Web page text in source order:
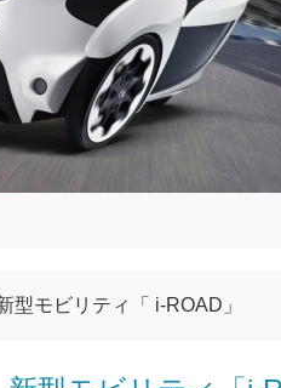
型モビリティ「 i-ROAD」